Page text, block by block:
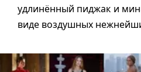
удлинённый пиджак и
виде воздушных